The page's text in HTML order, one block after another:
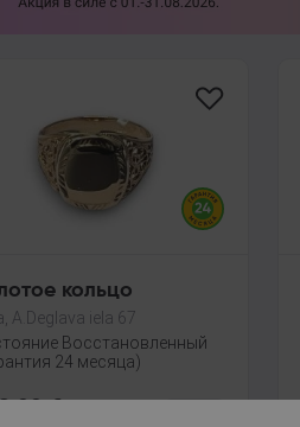
кольцо
A.Deglava iela 67
Восстановленный
24 месяца)
€